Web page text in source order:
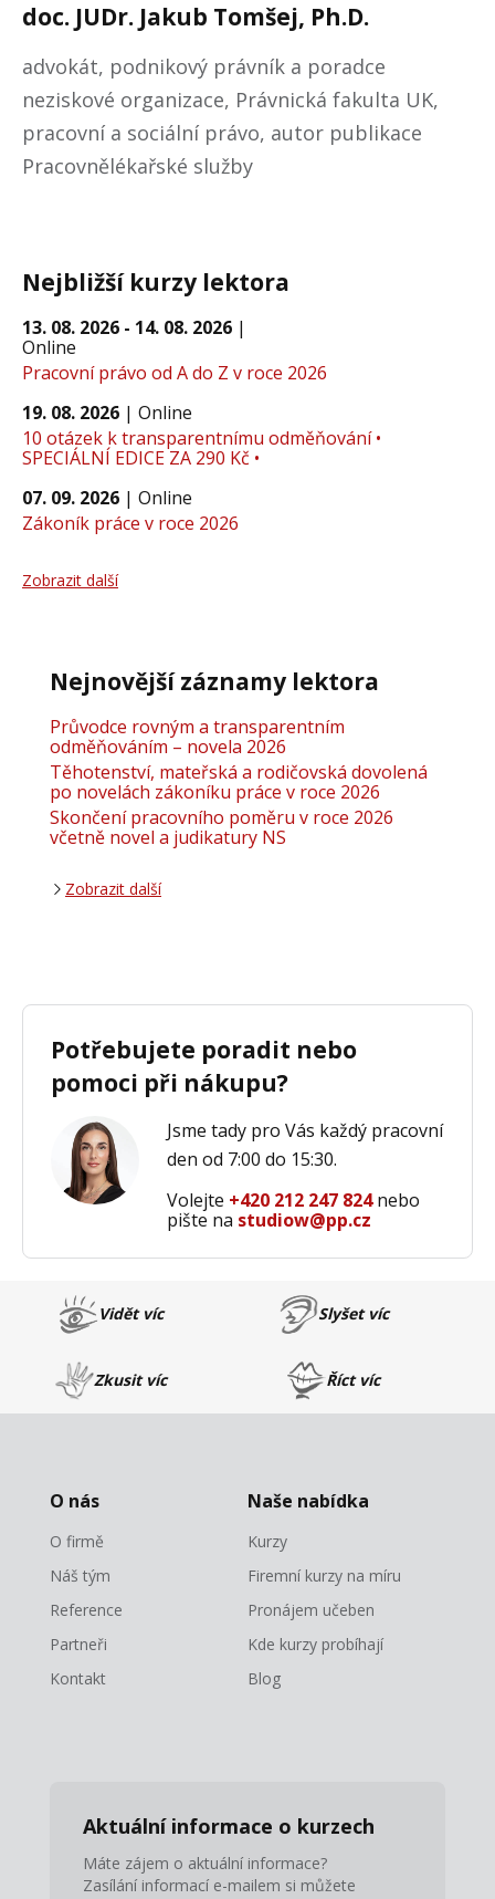
doc. JUDr. Jakub Tomšej, Ph.D.
advokát, podnikový právník a poradce
neziskové organizace, Právnická fakulta UK,
pracovní a sociální právo, autor publikace
Pracovnělékařské služby
Nejbližší kurzy lektora
13. 08. 2026 - 14. 08. 2026 |
Online
Pracovní právo od A do Z v roce 2026
19. 08. 2026 | Online
10 otázek k transparentnímu odměňování •
SPECIÁLNÍ EDICE ZA 290 Kč •
07. 09. 2026 | Online
Zákoník práce v roce 2026
Zobrazit další
Nejnovější záznamy lektora
Průvodce rovným a transparentním
odměňováním – novela 2026
Těhotenství, mateřská a rodičovská dovolená
po novelách zákoníku práce v roce 2026
Skončení pracovního poměru v roce 2026
včetně novel a judikatury NS
Zobrazit další
Potřebujete poradit nebo
pomoci při nákupu?
Jsme tady pro Vás každý pracovní
den od 7:00 do 15:30.
Volejte +420 212 247 824nebo
pište na studiow@pp.cz
Vidět víc Slyšet víc
Zkusit víc Říct víc
O nás
O firmě
Náš tým
Reference
Partneři
Kontakt
Naše nabídka
Kurzy
Firemní kurzy na míru
Pronájem učeben
Kde kurzy probíhají
Blog
Aktuální informace o kurzech
Máte zájem o aktuální informace?
Zasílání informací e-mailem si můžete